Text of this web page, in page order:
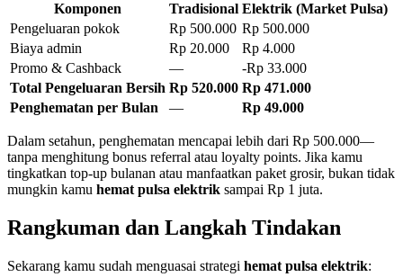
Komponen Tradisional Elektrik (Market Pulsa)
Pengeluaran pokok
Rp 500.000 Rp 500.000
Biaya admin
Rp 20.000
Rp 4.000
Promo & Cashback
—
-Rp 33.000
Total Pengeluaran Bersih Rp 520.000 Rp 471.000
Penghematan per Bulan
— Rp 49.000
Dalam setahun, penghematan mencapai lebih dari Rp 500.000—
tanpa menghitung bonus referral atau loyalty points. Jika kamu
tingkatkan top‑up bulanan atau manfaatkan paket grosir, bukan tidak
mungkin kamu hemat pulsa elektrik sampai Rp 1 juta.
Rangkuman dan Langkah Tindakan
Sekarang kamu sudah menguasai strategi hemat pulsa elektrik: